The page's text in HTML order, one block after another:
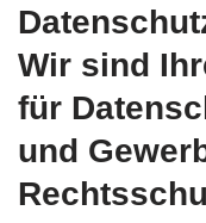
Wir sind
für
und